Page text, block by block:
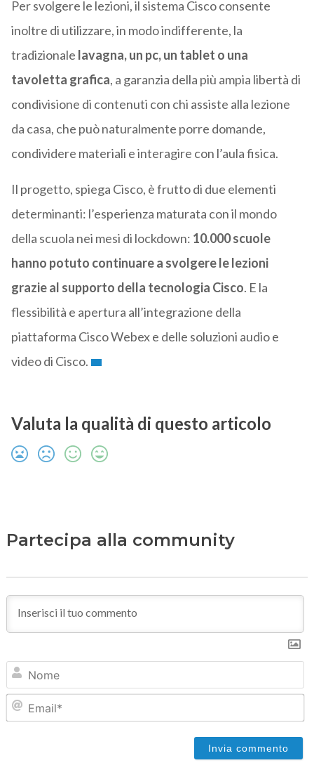
Per svolgere le lezioni, il sistema Cisco consente
inoltre di utilizzare, in modo indifferente, la
tradizionale lavagna, un pc, un tablet o una
tavoletta grafica, a garanzia della più ampia libertà di
condivisione di contenuti con chi assiste alla lezione
da casa, che può naturalmente porre domande,
condividere materiali e interagire con l’aula fisica.
Il progetto, spiega Cisco, è frutto di due elementi
determinanti: l’esperienza maturata con il mondo
della scuola nei mesi di lockdown: 10.000 scuole
hanno potuto continuare a svolgere le lezioni
grazie al supporto della tecnologia Cisco. E la
flessibilità e apertura all’integrazione della
piattaforma Cisco Webex e delle soluzioni audio e
video di Cisco.
Valuta la qualità di questo articolo
Partecipa alla community